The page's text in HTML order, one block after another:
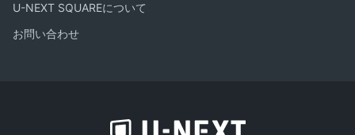
U-NEXT SQUAREについて
お問い合わせ